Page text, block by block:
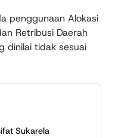
penggunaan Alokasi
Retribusi Daerah
dinilai tidak sesuai
Sukarela